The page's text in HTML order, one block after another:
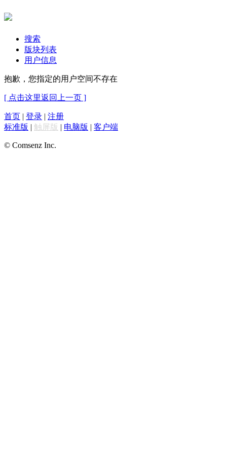
搜索
版块列表
用户信息
抱歉，您指定的用户空间不存在
[ 点击这里返回上一页 ]
首页 | 登录 | 注册
标准版 | 触屏版 | 电脑版 | 客户端
© Comsenz Inc.